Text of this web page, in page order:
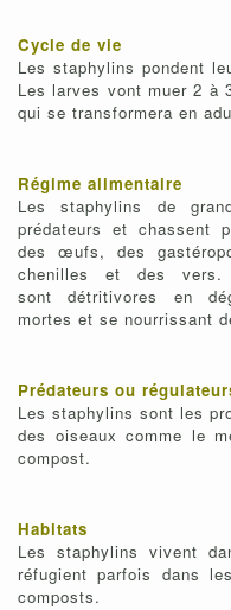
Cycle de vie
Les staphylins pondent
Les larves vont muer 2 à
qui se transformera en
Régime alimentaire
Les staphylins de
prédateurs et chassent
des œufs, des
chenilles et des
sont détritivores en
mortes et se nourrissant
Prédateurs ou
Les staphylins sont les
des oiseaux comme le
compost.
Habitats
Les staphylins vivent
réfugient parfois dans
composts.